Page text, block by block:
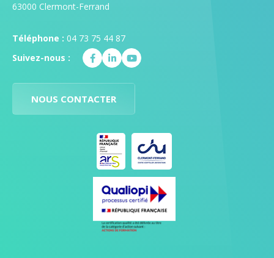
63000 Clermont-Ferrand
Téléphone : 04 73 75 44 87
Suivez-nous :
NOUS CONTACTER